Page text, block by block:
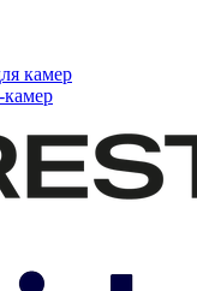
камер